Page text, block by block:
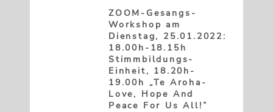
ZOOM-Gesangs-
Workshop am
Dienstag, 25.01.2022:
18.00h-18.15h
Stimmbildungs-
Einheit, 18.20h-
19.00h „Te Aroha-
Love, Hope And
Peace For Us All!”